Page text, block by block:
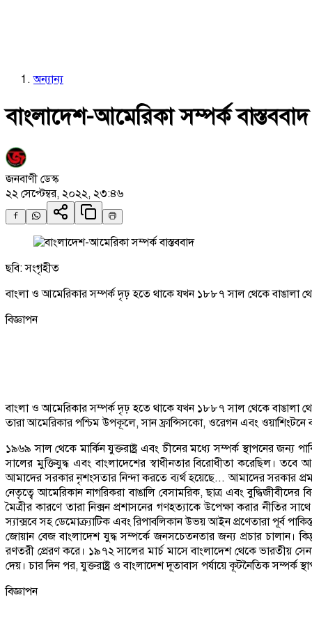
অন্যান্য
বাংলাদেশ-আমেরিকা সম্পর্ক বাস্তববাদ
জনবাণী ডেস্ক
২২ সেপ্টেম্বর, ২০২২, ২৩:৪৬
ছবি: সংগৃহীত
বাংলা ও আমেরিকার সম্পর্ক দৃঢ় হতে থাকে যখন ১৮৮৭ সাল থেকে বাঙালা
বিজ্ঞাপন
বাংলা ও আমেরিকার সম্পর্ক দৃঢ় হতে থাকে যখন ১৮৮৭ সাল থেকে বাঙালা
তারা আমেরিকার পশ্চিম উপকূলে, সান ফ্রান্সিসকো, ওরেগন এবং ওয়াশিংটনে
১৯৬৯ সাল থেকে মার্কিন যুক্তরাষ্ট্র এবং চীনের মধ্যে সম্পর্ক স্থাপনের
সালের মুক্তিযুদ্ধ এবং বাংলাদেশের স্বাধীনতার বিরোধীতা করেছিল।
আমাদের সরকার নৃশংসতার নিন্দা করতে ব্যর্থ হয়েছে... আমাদের সরকার
নেতৃত্বে আমেরিকান নাগরিকরা বাঙালি বেসামরিক, ছাত্র এবং বুদ্ধিজীবীদের
মৈত্রীর কারণে তারা নিক্সন প্রশাসনের গণহত্যাকে উপেক্ষা করার নীতির
স্যাক্সবে সহ ডেমোক্র্যাটিক এবং রিপাবলিকান উভয় আইন প্রণেতারা পূর্ব
জোয়ান বেজ বাংলাদেশ যুদ্ধ সম্পর্কে জনসচেতনতার জন্য প্রচার চালান।
রণতরী প্রেরণ করে। ১৯৭২ সালের মার্চ মাসে বাংলাদেশ থেকে ভারতীয়
দেয়। চার দিন পর, যুক্তরাষ্ট্র ও বাংলাদেশ দূতাবাস পর্যায়ে কূটনৈতিক
বিজ্ঞাপন